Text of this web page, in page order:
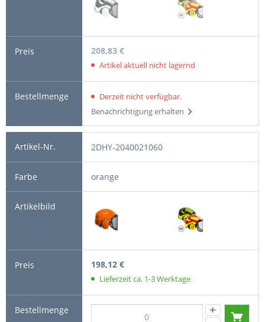
208,83 €
Artikel aktuell nicht lagernd
Derzeit nicht verfügbar.
Benachrichtigung erhalten
2DHY-2040021060
orange
198,12 €
Lieferzeit ca. 1-3 Werktage